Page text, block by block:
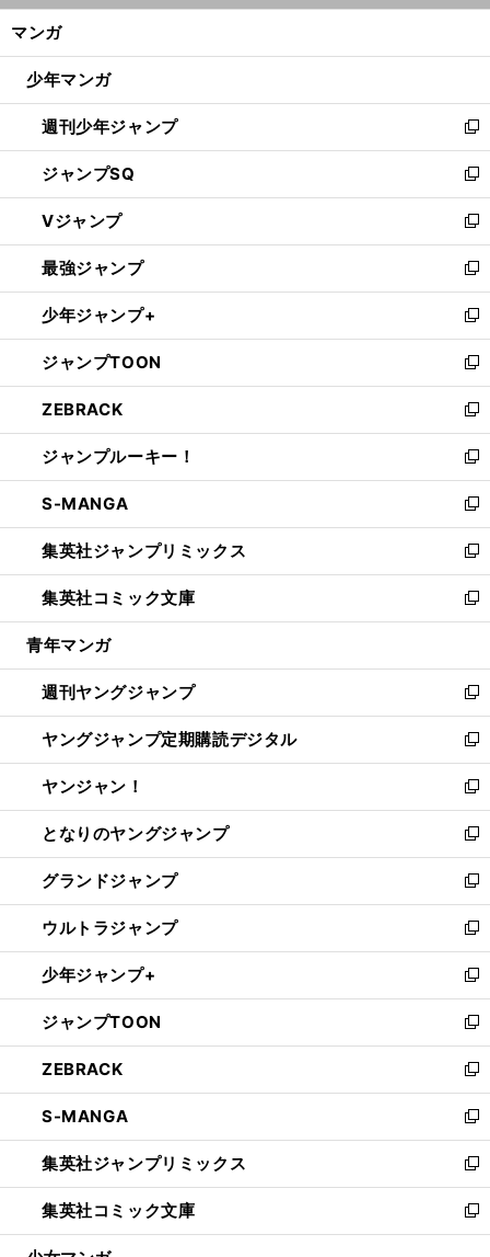
ン
ウ
開
く
マンガ
少年マンガ
週刊少年ジャンプ
新
し
い
ウ
ィ
ン
ド
ウ
で
開
く
ジャンプSQ
新
し
い
ウ
ィ
ン
ド
ウ
で
開
く
Vジャンプ
新
し
い
ウ
ィ
ン
ド
ウ
で
開
く
最強ジャンプ
新
し
い
ウ
ィ
ン
ド
ウ
で
開
く
少年ジャンプ+
新
し
い
ウ
ィ
ン
ド
ウ
で
開
く
ジャンプTOON
新
し
い
ウ
ィ
ン
ド
ウ
で
開
く
ZEBRACK
新
し
い
ウ
ィ
ン
ド
ウ
で
開
ジャンプルーキー！
新
し
い
ウ
ィ
ン
ド
ウ
開
く
S-MANGA
新
し
い
ウ
ィ
ン
ウ
で
開
く
集英社ジャンプリミックス
新
し
い
ウ
ン
ド
ウ
で
開
く
集英社コミック文庫
新
し
ウ
ィ
ン
ド
ウ
で
開
く
青年マンガ
週刊ヤングジャンプ
新
し
い
ウ
ィ
ン
ド
ウ
で
開
く
ヤングジャンプ定期購読デジタル
新
し
い
ウ
ィ
ン
ド
ウ
で
開
く
ヤンジャン！
新
し
い
ウ
ィ
ン
ド
ウ
で
開
く
となりのヤングジャンプ
新
し
い
ウ
ィ
ン
ド
ウ
で
開
く
グランドジャンプ
新
し
い
ウ
ィ
ン
ド
ウ
で
開
く
ウルトラジャンプ
新
し
い
ウ
ィ
ン
ド
ウ
で
開
く
少年ジャンプ+
新
し
い
ウ
ィ
ン
ド
ウ
で
開
く
ジャンプTOON
新
し
い
ウ
ィ
ン
ド
ウ
で
開
ZEBRACK
新
し
い
ウ
ィ
ン
ド
ウ
S-MANGA
新
し
い
ウ
ィ
ン
集英社ジャンプリミックス
新
し
い
ウ
集英社コミック文庫
新
し